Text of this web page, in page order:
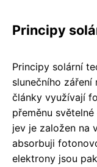
Principy
Principy solární
slunečního
články využívají
přeměnu
jev je založen na
absorbuji
elektrony jsou